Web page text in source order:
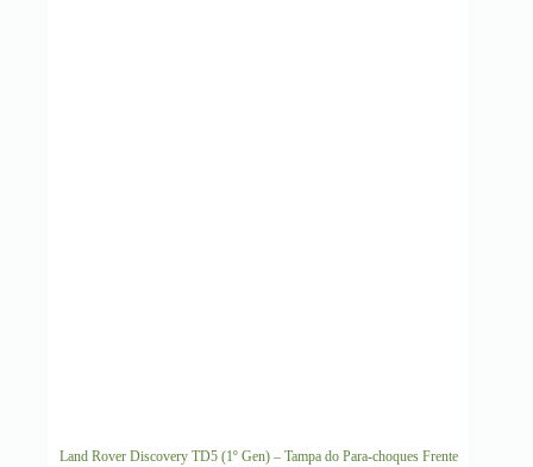
Land Rover Discovery TD5 (1º Gen) – Tampa do Para-choques Frente